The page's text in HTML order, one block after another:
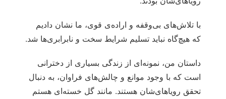
با تلاش‌های بی‌وقفه و اراده‌ی قوی، ما نشان دادیم
که هیچ‌گاه نباید تسلیم شرایط سخت و نابرابری‌ها شد.
داستان من، نمونه‌ای از زندگی بسیاری از دخترانی
است که با وجود موانع و چالش‌های فراوان، به دنبال
تحقق رویاهای‌شان هستند. مانند گل‌ خسته‌ای هستم